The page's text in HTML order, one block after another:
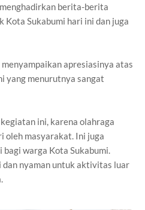
berita-berita
Sukabumi hari ini dan juga
apresiasinya atas
yang menurutnya sangat
ini, karena olahraga
oleh masyarakat. Ini juga
warga Kota Sukabumi.
nyaman untuk aktivitas luar